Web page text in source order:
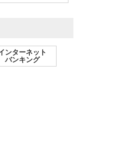
ンターネット
バンキング